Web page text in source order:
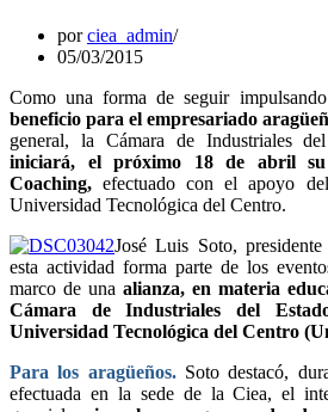
porciea_admin
05/03/2015
Como una forma de seguir
beneficio para el empresariado
general, la Cámara de Industriales
iniciará, el próximo 18 de abril
Coaching,efectuado con el apoyo
Universidad Tecnológica del Centro.
José Luis Soto,
esta actividad forma parte de los
marco de una alianza, en materia
Cámara de Industriales del
Universidad Tecnológica del Centro
Para los aragüeños. Soto destacó,
efectuada en la sede de la Ciea, el